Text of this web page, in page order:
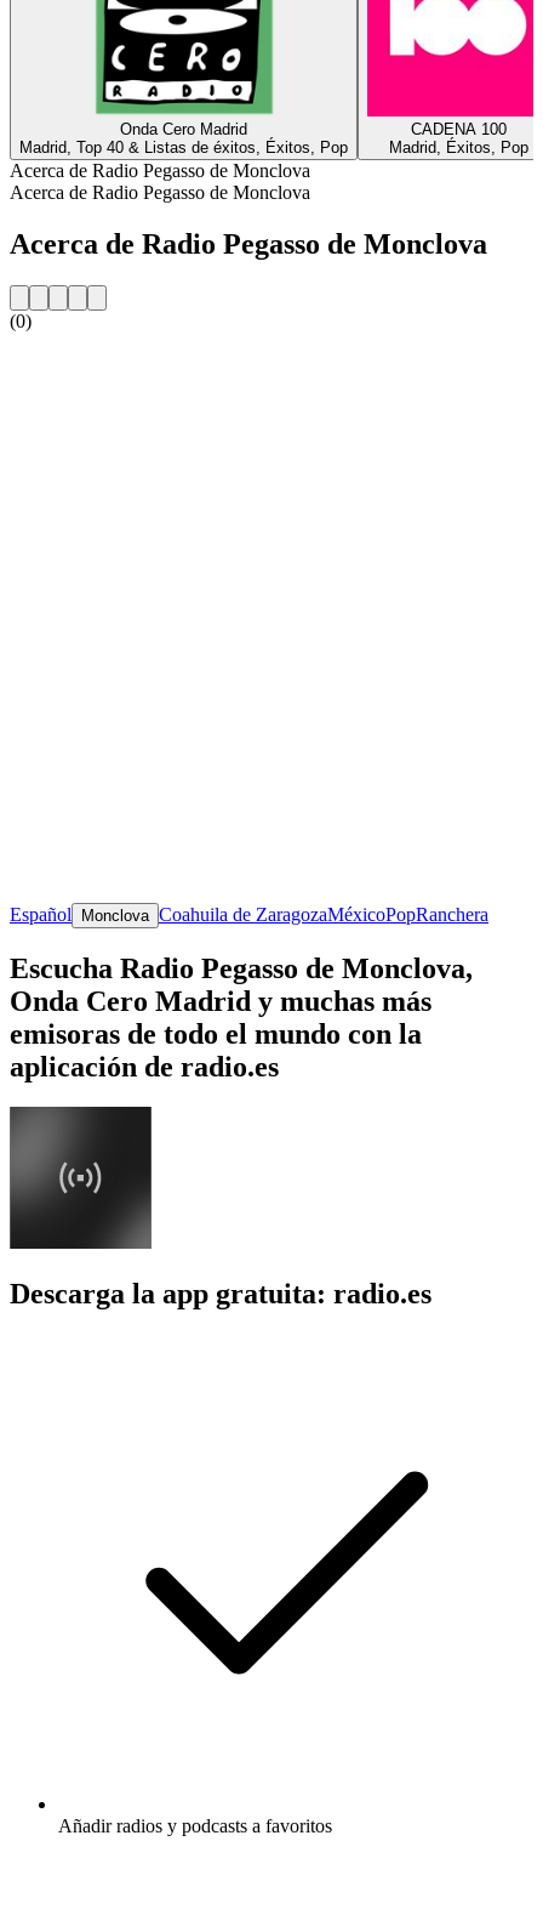
Onda Cero Madrid
Madrid, Top 40 & Listas de éxitos, Éxitos, Pop
CADENA 100
Madrid, Éxitos, Pop
Acerca de Radio Pegasso de Monclova
Acerca de Radio Pegasso de Monclova
Acerca de Radio Pegasso de Monclova
(0)
Español Monclova Coahuila de ZaragozaMéxicoPopRanchera
Escucha Radio Pegasso de Monclova,
Onda Cero Madrid y muchas más
emisoras de todo el mundo con la
aplicación de radio.es
Descarga la app gratuita: radio.es
Añadir radios y podcasts a favoritos